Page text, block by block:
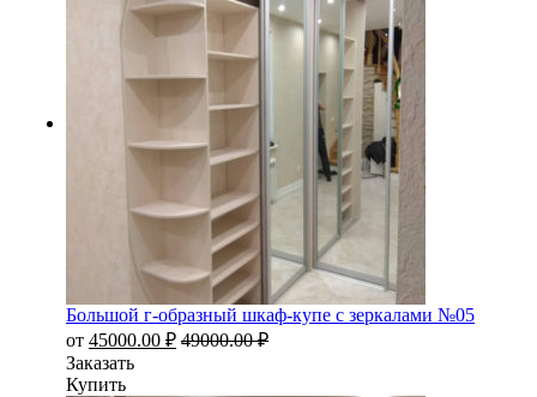
Большой г-образный шкаф-купе с зеркалами №05
от 45000.00 ₽ 49000.00₽
Заказать
Купить